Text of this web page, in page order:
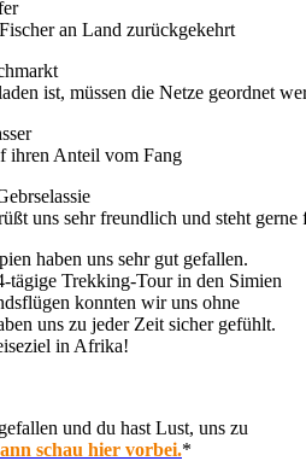
an Land zurückgekehrt
ist, müssen die Netze geordnet
ihren Anteil vom Fang
uns sehr freundlich und steht gerne
haben uns sehr gut gefallen.
Trekking-Tour in den Simien
konnten wir uns ohne
uns zu jeder Zeit sicher gefühlt.
in Afrika!
und du hast Lust, uns zu
schau hier vorbei.*